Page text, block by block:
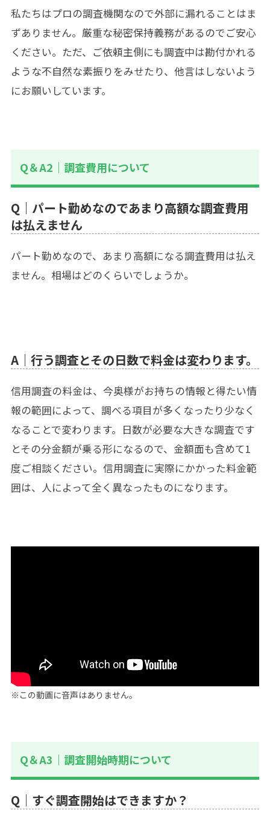
私たちはプロの調査機関なので外部に漏れることはま
ずありません。厳重な秘密保持義務があるのでご安心
ください。ただ、ご依頼主側にも調査中は勘付かれる
ような不自然な素振りをみせたり、他言はしないよう
にお願いしています。
Q＆A2｜調査費用について
Q｜パート勤めなのであまり高額な調査費用
は払えません
パート勤めなので、あまり高額になる調査費用は払え
ません。相場はどのくらいでしょうか。
A｜行う調査とその日数で料金は変わります。
信用調査の料金は、今奥様がお持ちの情報と得たい情
報の範囲によって、調べる項目が多くなったり少なく
なることで変わります。日数が必要な大きな調査です
とその分金額が乗る形になるので、金額面も含めて1
度ご相談ください。信用調査に実際にかかった料金範
囲は、人によって全く異なったものになります。
※この動画に音声はありません。
Q＆A3｜調査開始時期について
Q｜すぐ調査開始はできますか？